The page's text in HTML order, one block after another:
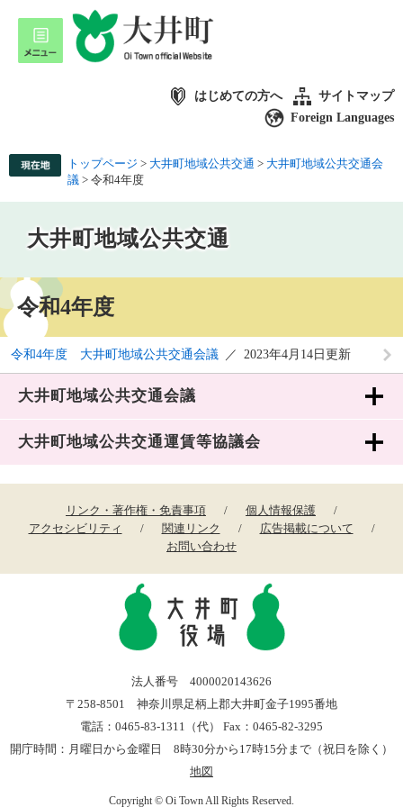
はじめての方へ
サイトマップ
Foreign Languages
トップページ > 大井町地域公共交通 > 大井町地域公共交通会
議 > 令和4年度
大井町地域公共交通
大井町地域公共交通会議
大井町地域公共交通運賃等協議会
令和4年度
令和4年度 大井町地域公共交通会議 2023年4月14日更新
リンク・著作権・免責事項
個人情報保護
アクセシビリティ
関連リンク
広告掲載について
お問い合わせ
法人番号 4000020143626
〒258-8501 神奈川県足柄上郡大井町金子1995番地
電話：0465-83-1311（代） Fax：0465-82-3295
開庁時間：月曜日から金曜日 8時30分から17時15分まで（祝日を除く）
地図
Copyright © Oi Town All Rights Reserved.